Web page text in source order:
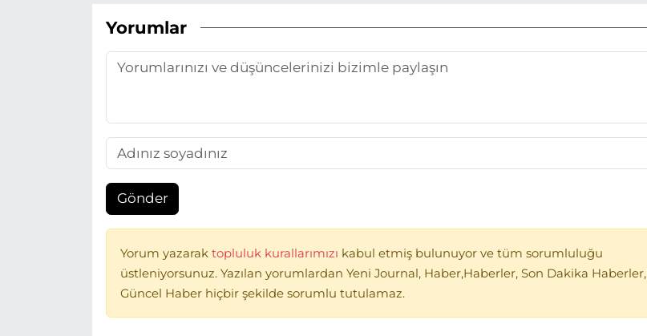
Yorumlar
Gönder
Yorum yazarak topluluk kurallarımızı kabul etmiş bulunuyor ve tüm sorumluluğu
üstleniyorsunuz. Yazılan yorumlardan Yeni Journal, Haber,Haberler, Son Dakika Haberler,
Güncel Haber hiçbir şekilde sorumlu tutulamaz.